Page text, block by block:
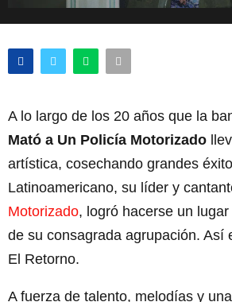
A lo largo de los 20 años que la
Mató a Un Policía Motorizado
artística, cosechando grandes
Latinoamericano, su líder y
Motorizado, logró hacerse un
de su consagrada agrupación. Así
El Retorno.
A fuerza de talento, melodías y